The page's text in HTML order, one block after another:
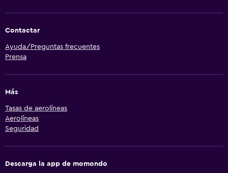
Contactar
Ayuda/Preguntas frecuentes
Prensa
Más
Tasas de aerolíneas
Aerolíneas
Seguridad
Descarga la app de momondo